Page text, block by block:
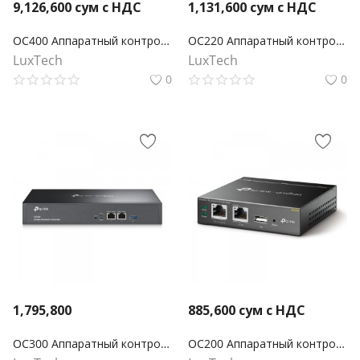
9,126,600 сум с НДС
OC400 Аппаратный контроллер Omada
LuxTech
0
1,131,600 сум с НДС
OC220 Аппаратный контроллер Omada
LuxTech
0
1,795,800
OC300 Аппаратный контроллер Omada
885,600 сум с НДС
OC200 Аппаратный контроллер Omada